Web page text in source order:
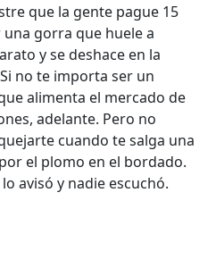
que la gente pague 15
gorra que huele a
y se deshace en la
no te importa ser un
alimenta el mercado de
adelante. Pero no
cuando te salga una
el plomo en el bordado.
lo avisó y nadie escuchó.